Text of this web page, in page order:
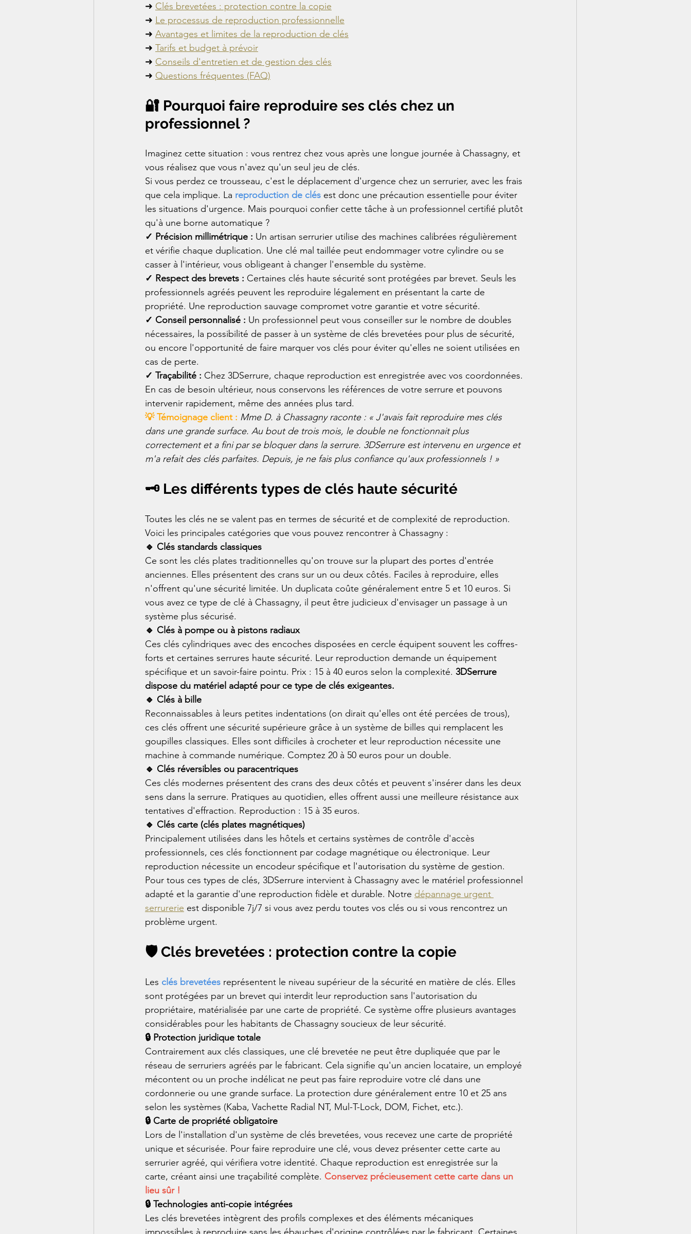
➜ Clés brevetées : protection contre la copie
➜ Le processus de reproduction professionnelle
➜ Avantages et limites de la reproduction de clés
➜ Tarifs et budget à prévoir
➜ Conseils d'entretien et de gestion des clés
➜ Questions fréquentes (FAQ)
🔐 Pourquoi faire reproduire ses clés chez un
professionnel ?
Imaginez cette situation : vous rentrez chez vous après une longue journée à Chassagny, et
vous réalisez que vous n'avez qu'un seul jeu de clés.
Si vous perdez ce trousseau, c'est le déplacement d'urgence chez un serrurier, avec les frais
que cela implique. La reproduction de clés est donc une précaution essentielle pour éviter
les situations d'urgence. Mais pourquoi confier cette tâche à un professionnel certifié plutôt
qu'à une borne automatique ?
✓ Précision millimétrique : Un artisan serrurier utilise des machines calibrées régulièrement
et vérifie chaque duplication. Une clé mal taillée peut endommager votre cylindre ou se
casser à l'intérieur, vous obligeant à changer l'ensemble du système.
✓ Respect des brevets : Certaines clés haute sécurité sont protégées par brevet. Seuls les
professionnels agréés peuvent les reproduire légalement en présentant la carte de
propriété. Une reproduction sauvage compromet votre garantie et votre sécurité.
✓ Conseil personnalisé : Un professionnel peut vous conseiller sur le nombre de doubles
nécessaires, la possibilité de passer à un système de clés brevetées pour plus de sécurité,
ou encore l'opportunité de faire marquer vos clés pour éviter qu'elles ne soient utilisées en
cas de perte.
✓ Traçabilité : Chez 3DSerrure, chaque reproduction est enregistrée avec vos coordonnées.
En cas de besoin ultérieur, nous conservons les références de votre serrure et pouvons
intervenir rapidement, même des années plus tard.
💡 Témoignage client : Mme D. à Chassagny raconte : « J'avais fait reproduire mes clés
dans une grande surface. Au bout de trois mois, le double ne fonctionnait plus
correctement et a fini par se bloquer dans la serrure. 3DSerrure est intervenu en urgence et
m'a refait des clés parfaites. Depuis, je ne fais plus confiance qu'aux professionnels ! »
🗝️ Les différents types de clés haute sécurité
Toutes les clés ne se valent pas en termes de sécurité et de complexité de reproduction.
Voici les principales catégories que vous pouvez rencontrer à Chassagny :
🔹 Clés standards classiques
Ce sont les clés plates traditionnelles qu'on trouve sur la plupart des portes d'entrée
anciennes. Elles présentent des crans sur un ou deux côtés. Faciles à reproduire, elles
n'offrent qu'une sécurité limitée. Un duplicata coûte généralement entre 5 et 10 euros. Si
vous avez ce type de clé à Chassagny, il peut être judicieux d'envisager un passage à un
système plus sécurisé.
🔹 Clés à pompe ou à pistons radiaux
Ces clés cylindriques avec des encoches disposées en cercle équipent souvent les coffres-
forts et certaines serrures haute sécurité. Leur reproduction demande un équipement
spécifique et un savoir-faire pointu. Prix : 15 à 40 euros selon la complexité. 3DSerrure
dispose du matériel adapté pour ce type de clés exigeantes.
🔹 Clés à bille
Reconnaissables à leurs petites indentations (on dirait qu'elles ont été percées de trous),
ces clés offrent une sécurité supérieure grâce à un système de billes qui remplacent les
goupilles classiques. Elles sont difficiles à crocheter et leur reproduction nécessite une
machine à commande numérique. Comptez 20 à 50 euros pour un double.
🔹 Clés réversibles ou paracentriques
Ces clés modernes présentent des crans des deux côtés et peuvent s'insérer dans les deux
sens dans la serrure. Pratiques au quotidien, elles offrent aussi une meilleure résistance aux
tentatives d'effraction. Reproduction : 15 à 35 euros.
🔹 Clés carte (clés plates magnétiques)
Principalement utilisées dans les hôtels et certains systèmes de contrôle d'accès
professionnels, ces clés fonctionnent par codage magnétique ou électronique. Leur
reproduction nécessite un encodeur spécifique et l'autorisation du système de gestion.
Pour tous ces types de clés, 3DSerrure intervient à Chassagny avec le matériel professionnel
adapté et la garantie d'une reproduction fidèle et durable. Notre dépannage urgent
serrurerie est disponible 7j/7 si vous avez perdu toutes vos clés ou si vous rencontrez un
problème urgent.
🛡️ Clés brevetées : protection contre la copie
Les clés brevetées représentent le niveau supérieur de la sécurité en matière de clés. Elles
sont protégées par un brevet qui interdit leur reproduction sans l'autorisation du
propriétaire, matérialisée par une carte de propriété. Ce système offre plusieurs avantages
considérables pour les habitants de Chassagny soucieux de leur sécurité.
🔒 Protection juridique totale
Contrairement aux clés classiques, une clé brevetée ne peut être dupliquée que par le
réseau de serruriers agréés par le fabricant. Cela signifie qu'un ancien locataire, un employé
mécontent ou un proche indélicat ne peut pas faire reproduire votre clé dans une
cordonnerie ou une grande surface. La protection dure généralement entre 10 et 25 ans
selon les systèmes (Kaba, Vachette Radial NT, Mul-T-Lock, DOM, Fichet, etc.).
🔒 Carte de propriété obligatoire
Lors de l'installation d'un système de clés brevetées, vous recevez une carte de propriété
unique et sécurisée. Pour faire reproduire une clé, vous devez présenter cette carte au
serrurier agréé, qui vérifiera votre identité. Chaque reproduction est enregistrée sur la
carte, créant ainsi une traçabilité complète. Conservez précieusement cette carte dans un
lieu sûr !
🔒 Technologies anti-copie intégrées
Les clés brevetées intègrent des profils complexes et des éléments mécaniques